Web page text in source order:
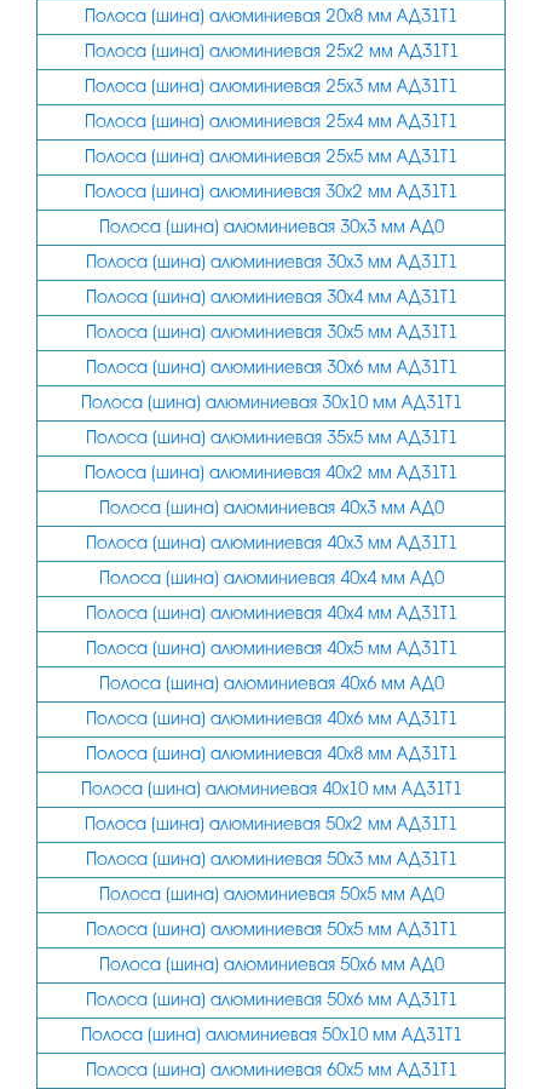
100
120
140
160
Полоса (шина) алюминиевая 20х8 мм АД31Т1
Полоса (шина) алюминиевая 25х2 мм АД31Т1
Полоса (шина) алюминиевая 25х3 мм АД31Т1
Полоса (шина) алюминиевая 25х4 мм АД31Т1
Полоса (шина) алюминиевая 25х5 мм АД31Т1
Полоса (шина) алюминиевая 30х2 мм АД31Т1
Полоса (шина) алюминиевая 30х3 мм АД0
Полоса (шина) алюминиевая 30х3 мм АД31Т1
Полоса (шина) алюминиевая 30х4 мм АД31Т1
Полоса (шина) алюминиевая 30х5 мм АД31Т1
Полоса (шина) алюминиевая 30х6 мм АД31Т1
Полоса (шина) алюминиевая 30х10 мм АД31Т1
Полоса (шина) алюминиевая 35х5 мм АД31Т1
Полоса (шина) алюминиевая 40х2 мм АД31Т1
Полоса (шина) алюминиевая 40х3 мм АД0
Полоса (шина) алюминиевая 40х3 мм АД31Т1
Полоса (шина) алюминиевая 40х4 мм АД0
Полоса (шина) алюминиевая 40х4 мм АД31Т1
Полоса (шина) алюминиевая 40х5 мм АД31Т1
Полоса (шина) алюминиевая 40х6 мм АД0
Полоса (шина) алюминиевая 40х6 мм АД31Т1
Полоса (шина) алюминиевая 40х8 мм АД31Т1
Полоса (шина) алюминиевая 40х10 мм АД31Т1
Полоса (шина) алюминиевая 50х2 мм АД31Т1
Полоса (шина) алюминиевая 50х3 мм АД31Т1
Полоса (шина) алюминиевая 50х5 мм АД0
Полоса (шина) алюминиевая 50х5 мм АД31Т1
Полоса (шина) алюминиевая 50х6 мм АД0
Полоса (шина) алюминиевая 50х6 мм АД31Т1
Полоса (шина) алюминиевая 50х10 мм АД31Т1
Полоса (шина) алюминиевая 60х5 мм АД31Т1